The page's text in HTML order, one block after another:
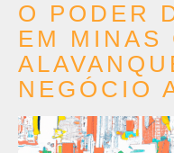
O PODER
EM MINAS
NEGÓCIO